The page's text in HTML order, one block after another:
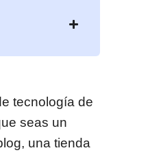
tecnología de
seas un
una tienda